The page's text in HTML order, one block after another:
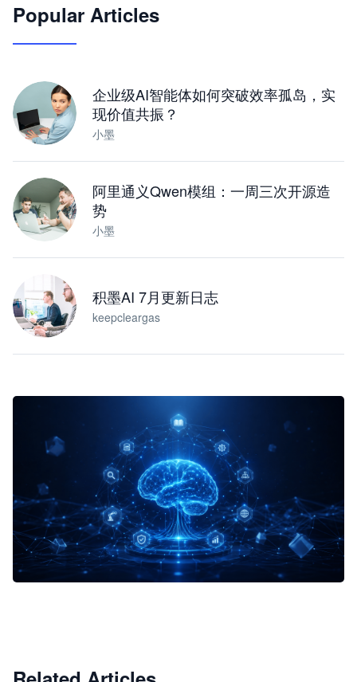
JimoClaw 桌面 AI Agent 工作台
Popular Articles
企业级AI智能体如何突破效率孤岛，实
现价值共振？
小墨
阿里通义Qwen模组：一周三次开源造
势
小墨
积墨AI 7月更新日志
keepcleargas